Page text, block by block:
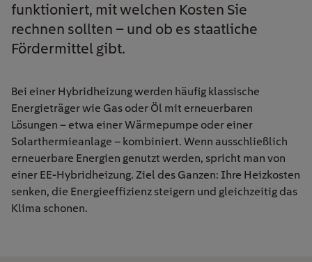
funktioniert, mit welchen Kosten Sie
rechnen sollten – und ob es staatliche
Fördermittel gibt.
Bei einer Hybridheizung werden häufig klassische
Energieträger wie Gas oder Öl mit erneuerbaren
Lösungen – etwa einer Wärmepumpe oder einer
Solarthermieanlage – kombiniert. Wenn ausschließlich
erneuerbare Energien genutzt werden, spricht man von
einer EE-Hybridheizung. Ziel des Ganzen: Ihre Heizkosten
senken, die Energieeffizienz steigern und gleichzeitig das
Klima schonen.